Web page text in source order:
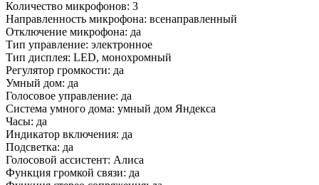
Количество микрофонов: 3
Направленность микрофона: всенаправленный
Отключение микрофона: да
Тип управление: электронное
Тип дисплея: LED, монохромный
Регулятор громкости: да
Умный дом: да
Голосовое управление: да
Система умного дома: умный дом Яндекса
Часы: да
Индикатор включения: да
Подсветка: да
Голосовой ассистент: Алиса
Функция громкой связи: да